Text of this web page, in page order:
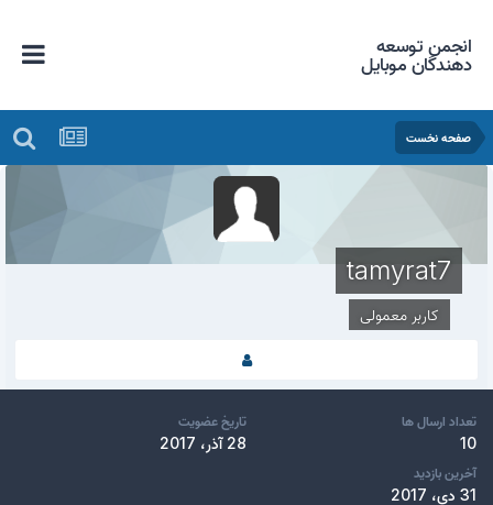
انجمن توسعه
دهندگان موبایل
صفحه نخست
tamyrat7
کاربر معمولی
تعداد ارسال ها
10
تاریخ عضویت
28 آذر، 2017
آخرین بازدید
31 دی، 2017